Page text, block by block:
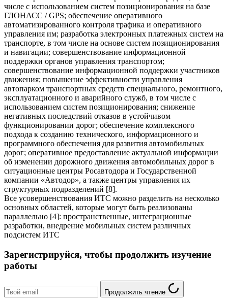
числе с использованием систем позиционирования на базе
ГЛОНАСС / GPS; обеспечение оперативного
автоматизированного контроля трафика и оперативного
управления им; разработка электронных платежных систем на
транспорте, в том числе на основе систем позиционирования
и навигации; совершенствование информационной
поддержки органов управления транспортом;
совершенствование информационной поддержки участников
движения; повышение эффективности управления
автопарком транспортных средств специального, ремонтного,
эксплуатационного и аварийного служб, в том числе с
использованием систем позиционирования; снижение
негативных последствий отказов в устойчивом
функционировании дорог; обеспечение комплексного
подхода к созданию технического, информационного и
программного обеспечения для развития автомобильных
дорог; оперативное предоставление актуальной информации
об изменении дорожного движения автомобильных дорог в
ситуационные центры Росавтодора и Государственной
компании «Автодор», а также центры управления их
структурных подразделений [8].
Все усовершенствования ИТС можно разделить на несколько
основных областей, которые могут быть реализованы
параллельно [4]: пространственные, интеграционные
разработки, внедрение мобильных систем различных
подсистем ИТС
Зарегистрируйся, чтобы продолжить изучение
работы
Продолжить чтение